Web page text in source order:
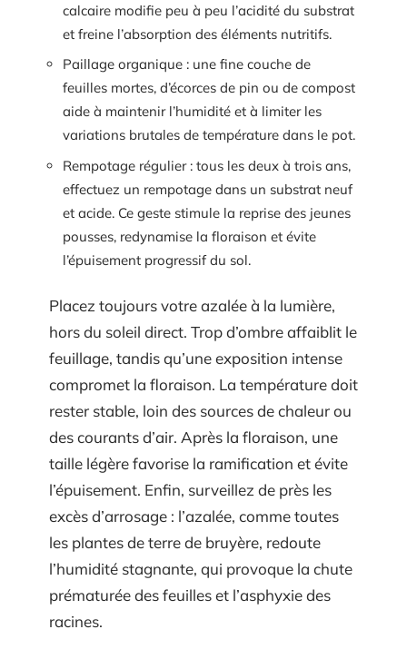
calcaire modifie peu à peu l’acidité du substrat
et freine l’absorption des éléments nutritifs.
Paillage organique : une fine couche de
feuilles mortes, d’écorces de pin ou de compost
aide à maintenir l’humidité et à limiter les
variations brutales de température dans le pot.
Rempotage régulier : tous les deux à trois ans,
effectuez un rempotage dans un substrat neuf
et acide. Ce geste stimule la reprise des jeunes
pousses, redynamise la floraison et évite
l’épuisement progressif du sol.
Placez toujours votre azalée à la lumière,
hors du soleil direct. Trop d’ombre affaiblit le
feuillage, tandis qu’une exposition intense
compromet la floraison. La température doit
rester stable, loin des sources de chaleur ou
des courants d’air. Après la floraison, une
taille légère favorise la ramification et évite
l’épuisement. Enfin, surveillez de près les
excès d’arrosage : l’azalée, comme toutes
les plantes de terre de bruyère, redoute
l’humidité stagnante, qui provoque la chute
prématurée des feuilles et l’asphyxie des
racines.